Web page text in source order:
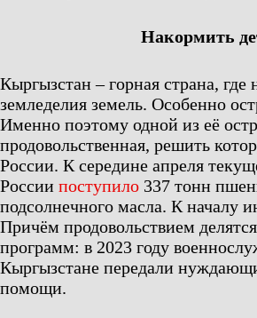
Накормить
Кыргызстан – горная страна,
земледелия земель. Особенно
Именно поэтому одной из её
продовольственная, решить
России. К середине апреля
России поступило 337 тонн
подсолнечного масла. К
Причём продовольствием
программ: в 2023 году
Кыргызстане передали
помощи.